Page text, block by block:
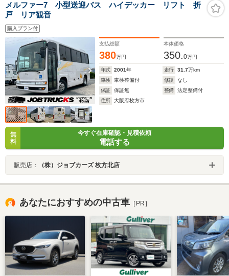
メルファー7 小型送迎バス ハイデッカー リフト 折
戸 リア観音
購入プラン付
支払総額
380万円
本体価格
350.0万円
年式 2001年 走行 31.7万km
車検
車検整備付 修復
なし
保証
保証無 整備
法定整備付
住所
大阪府枚方市
無
料
今すぐ在庫確認・見積依頼
電話する
販売店： （株）ジョブカーズ 枚方北店
あなたにおすすめの中古車 ［PR］